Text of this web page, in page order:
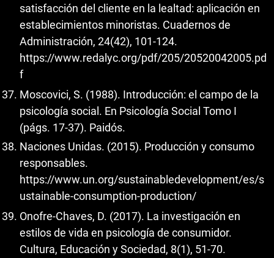
satisfacción del cliente en la lealtad: aplicación en
establecimientos minoristas. Cuadernos de
Administración, 24(42), 101-124.
https://www.redalyc.org/pdf/205/20520042005.pd
f
Moscovici, S. (1988). Introducción: el campo de la
psicología social. En Psicología Social Tomo I
(págs. 17-37). Paidós.
Naciones Unidas. (2015). Producción y consumo
responsables.
https://www.un.org/sustainabledevelopment/es/s
ustainable-consumption-production/
Onofre-Chaves, D. (2017). La investigación en
estilos de vida en psicología de consumidor.
Cultura, Educación y Sociedad, 8(1), 51-70.